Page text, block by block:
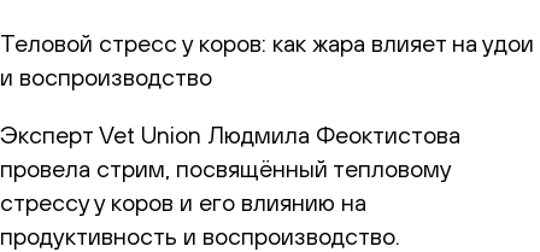
Теловой стресс у коров: как жара влияет на удои
и воспроизводство
Эксперт Vet Union Людмила Феоктистова
провела стрим, посвящённый тепловому
стрессу у коров и его влиянию на
продуктивность и воспроизводство.